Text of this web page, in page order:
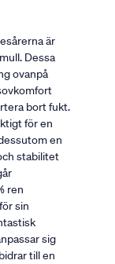
är
Dessa
ovanpå
bort fukt.
för en
en
stabilitet
ren
sin
sig
till en